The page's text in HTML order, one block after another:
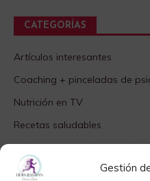
Gestión
CATEGORÍAS
Artículos interesantes
Coaching + pinceladas de
Nutrición en TV
Recetas saludables
SABORES DIFERENTES
Videos TOP